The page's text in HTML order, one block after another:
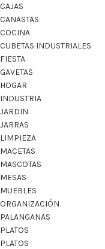
CAJAS
CANASTAS
COCINA
CUBETAS INDUSTRIALES
FIESTA
GAVETAS
HOGAR
INDUSTRIA
JARDIN
JARRAS
LIMPIEZA
MACETAS
MASCOTAS
MESAS
MUEBLES
ORGANIZACIÓN
PALANGANAS
PLATOS
PLATOS